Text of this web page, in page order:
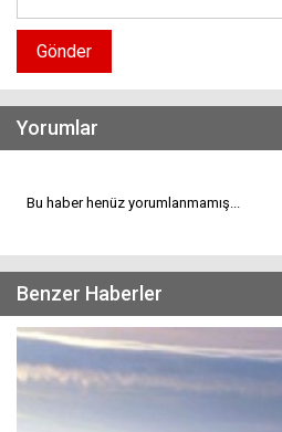
Gönder
Yorumlar
Bu haber henüz yorumlanmamış...
Benzer Haberler